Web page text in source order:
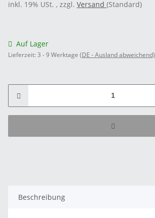
inkl. 19% USt. , zzgl. Versand (Standard)
Auf Lager
Lieferzeit: 3 - 9 Werktage (DE - Ausland abweichend)
Beschreibung